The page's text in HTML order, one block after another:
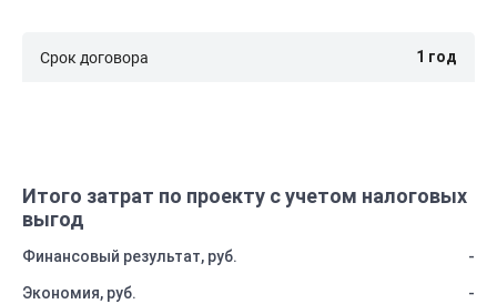
Срок договора
Итого затрат по проекту с учетом налоговых
выгод
Финансовый результат, руб. -
Экономия, руб. -